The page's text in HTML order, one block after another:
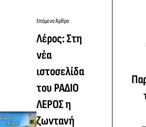
Επόμενο Άρθρο
Λέρος: Στη
νέα
ιστοσελίδα
του ΡΑΔΙΟ
ΛΕΡΟΣ η
ζωντανή